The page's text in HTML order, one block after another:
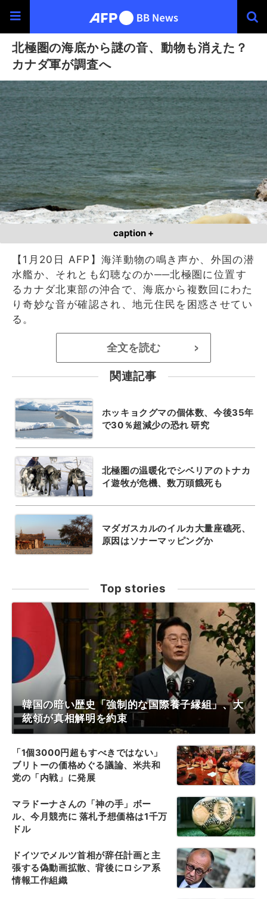
北極圏の海底から謎の音、動物も消えた？
カナダ軍が調査へ
caption +
【1月20日 AFP】海洋動物の鳴き声か、外国の潜
水艦か、それとも幻聴なのか──北極圏に位置す
るカナダ北東部の沖合で、海底から複数回にわた
り奇妙な音が確認され、地元住民を困惑させてい
る。
全文を読む >
関連記事
ホッキョクグマの個体数、今後35年
で30％超減少の恐れ 研究
北極圏の温暖化でシベリアのトナカ
イ遊牧が危機、数万頭餓死も
マダガスカルのイルカ大量座礁死、
原因はソナーマッピングか
Top stories
韓国の暗い歴史「強制的な国際養子縁組」、大
統領が真相解明を約束
「1個3000円超もすべきではない」
ブリトーの価格めぐる議論、米共和
党の「内戦」に発展
マラドーナさんの「神の手」ボー
ル、今月競売に 落札予想価格は1千万
ドル
ドイツでメルツ首相が辞任計画と主
張する偽動画拡散、背後にロシア系
情報工作組織